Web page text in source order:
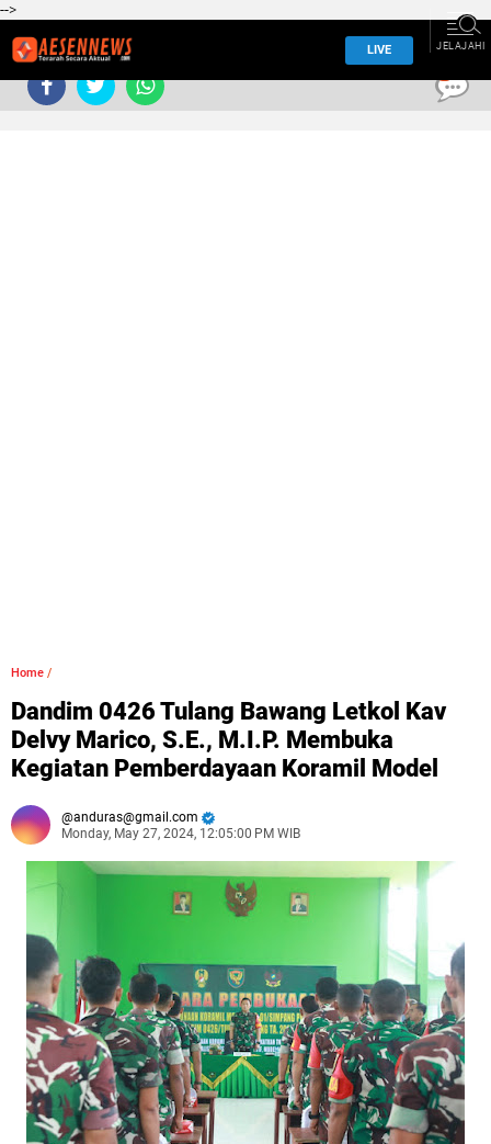
-->
LIVE JELAJAHI
Home /
Dandim 0426 Tulang Bawang Letkol Kav
Delvy Marico, S.E., M.I.P. Membuka
Kegiatan Pemberdayaan Koramil Model
anduras@gmail.com
Monday, May 27, 2024, 12:05:00 PM WIB